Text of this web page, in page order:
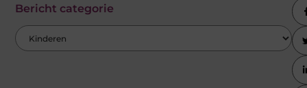
Bericht categorie